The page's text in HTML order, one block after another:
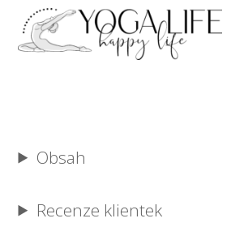
Obsah
Recenze klientek